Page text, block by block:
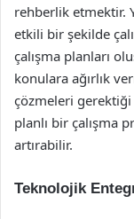
rehberlik etmektir.
etkili bir şekilde
çalışma planları
konulara ağırlık
çözmeleri
planlı bir çalışma
artırabilir.
Teknolojik